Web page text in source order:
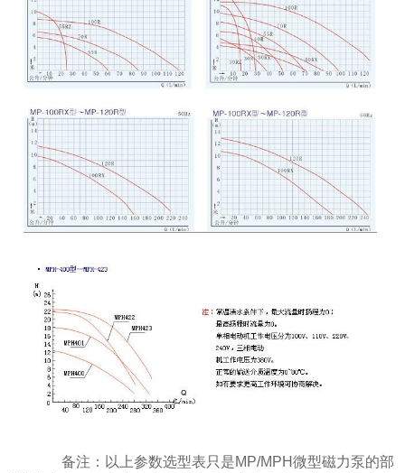
备注：以上参数选型表只是MP/MPH微型磁力泵的部